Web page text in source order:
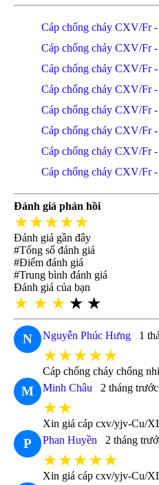
Cáp chống cháy CXV/Fr
Cáp chống cháy CXV/Fr
Cáp chống cháy CXV/Fr
Cáp chống cháy CXV/Fr
Cáp chống cháy CXV/Fr
Cáp chống cháy CXV/Fr
Cáp chống cháy CXV/Fr
Cáp chống cháy CXV/Fr
Đánh giá phản hồi
★★★★★
Đánh giá gần đây
#Tổng số đánh giá
#Điểm đánh giá
#Trung bình đánh giá
Đánh giá của bạn
★ ★ ★ ★ ★
N Nguyễn Phúc Hưng 1
★★★★★
Cáp chống cháy chống
M Minh Châu 2 tháng trước
★★
Xin giá cáp cxv/yjv-Cu/
P Phan Huyền 2 tháng
★★★★★
Xin giá cáp cxv/yjv-Cu/